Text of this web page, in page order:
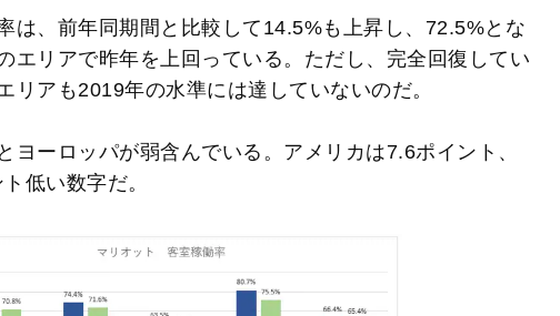
は、前年同期間と比較して14.5%も上昇し、72.5%とな
エリアで昨年を上回っている。ただし、完全回復してい
リアも2019年の水準には達していないのだ。
ヨーロッパが弱含んでいる。アメリカは7.6ポイント、
低い数字だ。